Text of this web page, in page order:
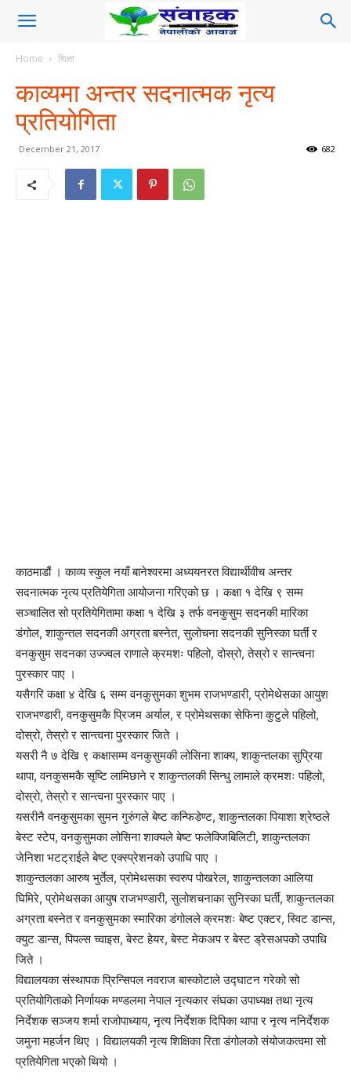
Home शिक्षा
काव्यमा अन्तर सदनात्मक नृत्य
प्रतियोगिता
December 21, 2017 682
काठमाडौं । काव्य स्कुल नयाँ बानेश्वरमा अध्ययनरत विद्यार्थीवीच अन्तर
सदनात्मक नृत्य प्रतियेगिता आयोजना गरिएको छ । कक्षा १ देखि ९ सम्म
सञ्चालित सो प्रतियेगितामा कक्षा १ देखि ३ तर्फ वनकुसुम सदनकी मारिका
डंगोल, शाकुन्तल सदनकी अग्रता बस्नेत, सुलोचना सदनकी सुनिस्का घर्ती र
वनकुसुम सदनका उज्ज्वल राणाले क्रमशः पहिलो, दोस्रो, तेस्रो र सान्त्वना
पुरस्कार पाए ।
यसैगरि कक्षा ४ देखि ६ सम्म वनकुसुमका शुभम राजभण्डारी, प्रोमेथेसका आयुश
राजभण्डारी, वनकुसुमकै प्रिजम अर्याल, र प्रोमेथसका सेफिना कुटुले पहिलो,
दोस्रो, तेस्रो र सान्त्वना पुरस्कार जिते ।
यसरी नै ७ देखि ९ कक्षासम्म वनकुसुमकी लोसिना शाक्य, शाकुन्तलका सुप्रिया
थापा, वनकुसमकै सृष्टि लामिछाने र शाकुन्तलकी सिन्धु लामाले क्रमशः पहिलो,
दोस्रो, तेस्रो र सान्त्वना पुरस्कार पाए ।
यसरीनै वनकुसुमका सुमन गुरुंगले बेष्ट कन्फिडेण्ट, शाकुन्तलका पियाशा श्रेष्ठले
बेस्ट स्टेप, वनकुसुमका लोसिना शाक्यले बेष्ट फलेक्जिबिलिटी, शाकुन्तलका
जेनिशा भटट्राईले बेष्ट एक्स्प्रेशनको उपाधि पाए ।
शाकुन्तलका आरुष भुर्तेल, प्रोमेथसका स्वरुप पोखरेल, शाकुन्तलका आलिया
घिमिरे, प्रोमेथसका आयुष राजभण्डारी, सुलोशचनाका सुनिस्का घर्ती, शाकुन्तलका
अग्रता बस्नेत र वनकुसुमका स्मारिका डंगोलले क्रमशः बेष्ट एक्टर, स्विट डान्स,
क्युट डान्स, पिपल्स च्वाइस, बेस्ट हेयर, बेस्ट मेकअप र बेस्ट ड्रेसअपको उपाधि
जिते ।
विद्यालयका संस्थापक प्रिन्सिपल नवराज बास्कोटाले उद्घाटन गरेको सो
प्रतियोगिताको निर्णायक मण्डलमा नेपाल नृत्यकार संघका उपाध्यक्ष तथा नृत्य
निर्देशक सञ्जय शर्मा राजोपाध्याय, नृत्य निर्देशक दिपिका थापा र नृत्य ननिर्देशक
जमुना महर्जन थिए । विद्यालयकी नृत्य शिक्षिका रिता डंगोलको संयोजकत्वमा सो
प्रतियेगिता भएको थियो ।